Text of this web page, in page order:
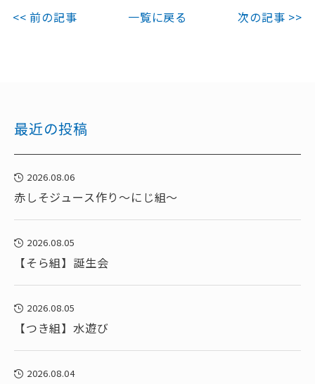
<< 前の記事 一覧に戻る 次の記事 >>
最近の投稿
2026.08.06
赤しそジュース作り～にじ組～
2026.08.05
【そら組】誕生会
2026.08.05
【つき組】水遊び
2026.08.04